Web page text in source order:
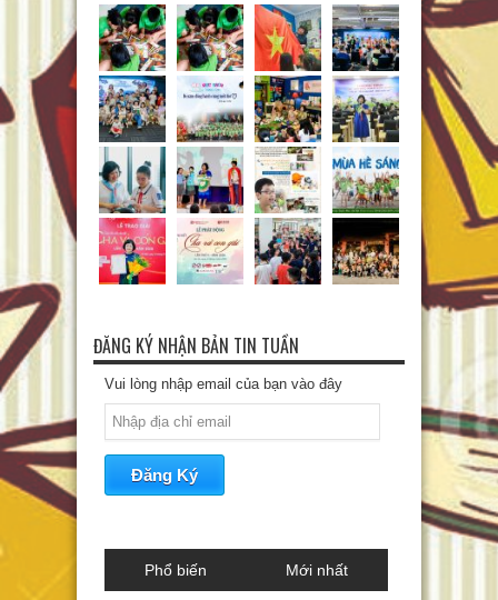
ĐĂNG KÝ NHẬN BẢN TIN TUẦN
Vui lòng nhập email của bạn vào đây
Phổ biến Mới nhất